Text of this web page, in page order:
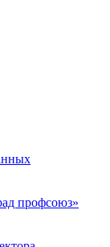
профсоюз»